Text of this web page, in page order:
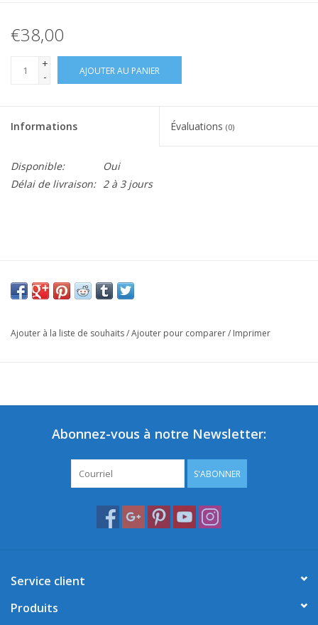
€38,00
+
-
AJOUTER AU PANIER
Informations Évaluations (0)
Disponible:
Oui
Délai de livraison: 2 à 3 jours
Ajouter à la liste de souhaits/Ajouter pour comparer/ Imprimer
Abonnez-vous à notre Newsletter:
S'ABONNER
Service client
Produits